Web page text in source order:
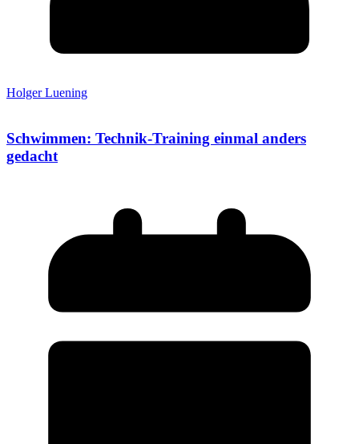
Holger Luening
Schwimmen: Technik-Training einmal anders
gedacht